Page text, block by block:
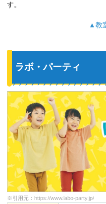
ど、色んなものを
うになり、英語が
す。
▲教
ラボ・パーティ
※引用元： https://www.labo-party.jp/